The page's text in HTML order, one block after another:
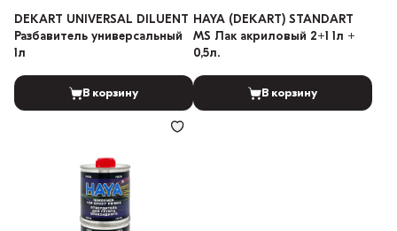
DEKART UNIVERSAL DILUENT
Разбавитель универсальный
1л
В корзину
HAYA (DEKART) STANDART
MS Лак акриловый 2+1 1л +
0,5л.
В корзину